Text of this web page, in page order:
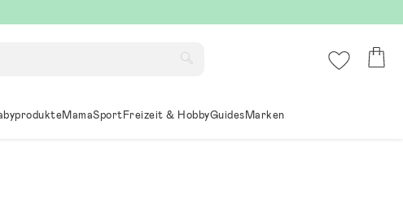
MamaSportFreizeit & HobbyGuidesMarken